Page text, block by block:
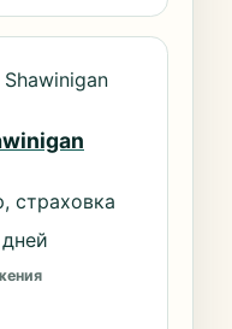
страховка